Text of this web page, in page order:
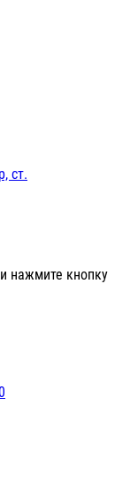
ст.
нажмите кнопку